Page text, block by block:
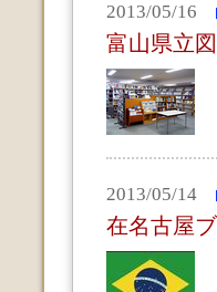
2013/05/16
富山県立
2013/05/14
在名古屋